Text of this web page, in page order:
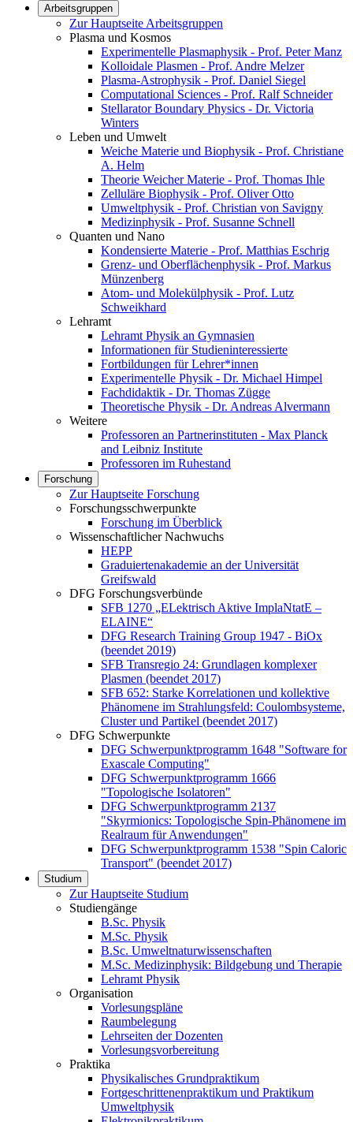
Arbeitsgruppen
Zur Hauptseite Arbeitsgruppen
Plasma und Kosmos
Experimentelle Plasmaphysik - Prof. Peter Manz
Kolloidale Plasmen - Prof. Andre Melzer
Plasma-Astrophysik - Prof. Daniel Siegel
Computational Sciences - Prof. Ralf Schneider
Stellarator Boundary Physics - Dr. Victoria
Winters
Leben und Umwelt
Weiche Materie und Biophysik - Prof. Christiane
A. Helm
Theorie Weicher Materie - Prof. Thomas Ihle
Zelluläre Biophysik - Prof. Oliver Otto
Umweltphysik - Prof. Christian von Savigny
Medizinphysik - Prof. Susanne Schnell
Quanten und Nano
Kondensierte Materie - Prof. Matthias Eschrig
Grenz- und Oberflächenphysik - Prof. Markus
Münzenberg
Atom- und Molekülphysik - Prof. Lutz
Schweikhard
Lehramt
Lehramt Physik an Gymnasien
Informationen für Studieninteressierte
Fortbildungen für Lehrer*innen
Experimentelle Physik - Dr. Michael Himpel
Fachdidaktik - Dr. Thomas Zügge
Theoretische Physik - Dr. Andreas Alvermann
Weitere
Professoren an Partnerinstituten - Max Planck
and Leibniz Institute
Professoren im Ruhestand
Forschung
Zur Hauptseite Forschung
Forschungsschwerpunkte
Forschung im Überblick
Wissenschaftlicher Nachwuchs
HEPP
Graduiertenakademie an der Universität
Greifswald
DFG Forschungsverbünde
SFB 1270 „ELektrisch Aktive ImplaNtatE –
ELAINE“
DFG Research Training Group 1947 - BiOx
(beendet 2019)
SFB Transregio 24: Grundlagen komplexer
Plasmen (beendet 2017)
SFB 652: Starke Korrelationen und kollektive
Phänomene im Strahlungsfeld: Coulombsysteme,
Cluster und Partikel (beendet 2017)
DFG Schwerpunkte
DFG Schwerpunktprogramm 1648 "Software for
Exascale Computing"
DFG Schwerpunktprogramm 1666
"Topologische Isolatoren"
DFG Schwerpunktprogramm 2137
"Skyrmionics: Topologische Spin-Phänomene im
Realraum für Anwendungen"
DFG Schwerpunktprogramm 1538 "Spin Caloric
Transport" (beendet 2017)
Studium
Zur Hauptseite Studium
Studiengänge
B.Sc. Physik
M.Sc. Physik
B.Sc. Umweltnaturwissenschaften
M.Sc. Medizinphysik: Bildgebung und Therapie
Lehramt Physik
Organisation
Vorlesungspläne
Raumbelegung
Lehrseiten der Dozenten
Vorlesungsvorbereitung
Praktika
Physikalisches Grundpraktikum
Fortgeschrittenenpraktikum und Praktikum
Umweltphysik